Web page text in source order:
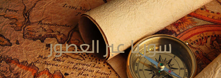
سوريا عبر العصور